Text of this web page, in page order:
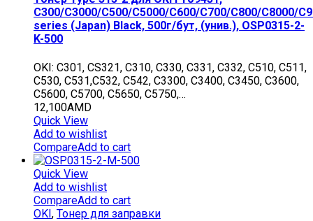
C300/C3000/C500/C5000/C600/C700/C800/C8000/
series (Japan) Black, 500г/бут, (унив.), OSP0315-2-
K-500
OKI: C301, CS321, C310, C330, C331, C332, C510, C511,
C530, C531,C532, C542, C3300, C3400, C3450, C3600,
C5600, C5700, C5650, C5750,…
12,100AMD
Quick View
Add to wishlist
CompareAdd to cart
Quick View
Add to wishlist
CompareAdd to cart
OKI, Тонер для заправки